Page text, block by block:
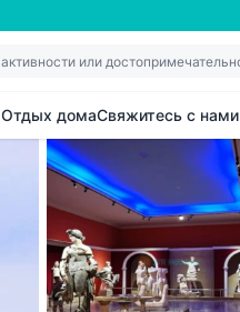
Отдых домаСвяжитесь с нами